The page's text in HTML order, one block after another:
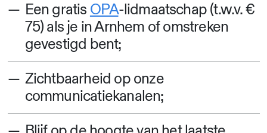
Een gratis OPA-lidmaatschap (t.w.v. €
75) als je in Arnhem of omstreken
gevestigd bent;
Zichtbaarheid op onze
communicatiekanalen;